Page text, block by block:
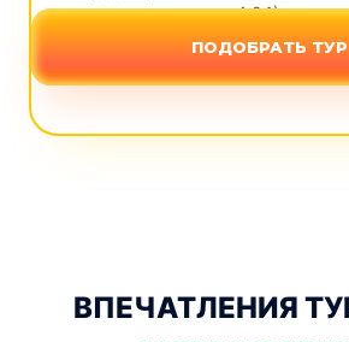
поименованным в п. 4.2.1)
ПОДОБРАТЬ ТУР
ВПЕЧАТЛЕНИЯ